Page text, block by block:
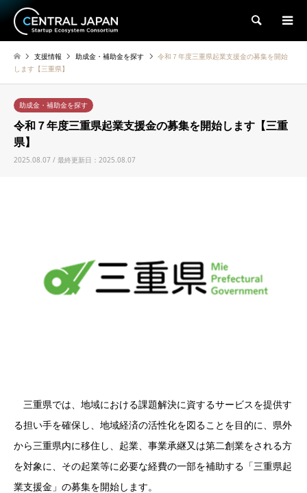
検索
支援情報 助成金・補助金を探す
令和７年度三重県起業支援金の募集を開始
します【三重県】
助成金・補助金を探す
令和７年度三重県起業支援金の募集を開始します【三重
県】
2025.08.07 / 最終更新日：2025.08.07
三重県では、地域における課題解決に資するサービスを提供す
る担い手を確保し、地域経済の活性化を図ることを目的に、県外
から三重県内に移住し、起業、事業承継又は第二創業をされる方
を対象に、その起業等に必要な経費の一部を補助する「三重県起
業支援金」の募集を開始します。